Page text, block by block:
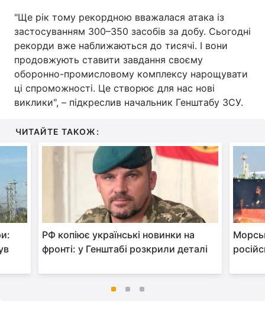
"Ще рік тому рекордною вважалася атака із
застосуванням 300–350 засобів за добу. Сьогодні
рекорди вже наближаються до тисячі. І вони
продовжують ставити завдання своєму
оборонно-промисловому комплексу нарощувати
ці спроможності. Це створює для нас нові
виклики", – підкреслив начальник Генштабу ЗСУ.
ЧИТАЙТЕ ТАКОЖ:
РФ копіює українські новинки на
фронті: у Генштабі розкрили деталі